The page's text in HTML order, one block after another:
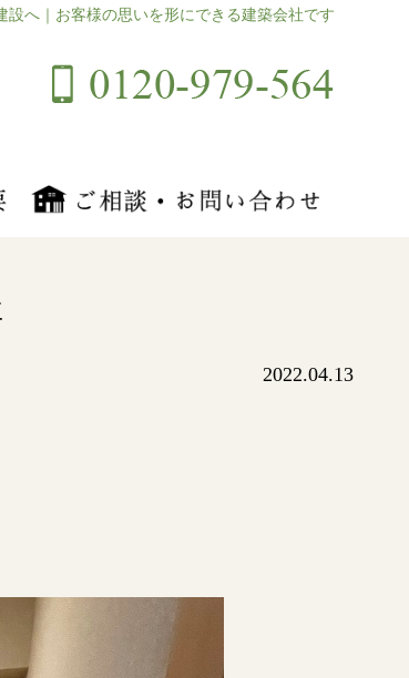
へ｜お客様の思いを形にできる建築会社です
2022.04.13